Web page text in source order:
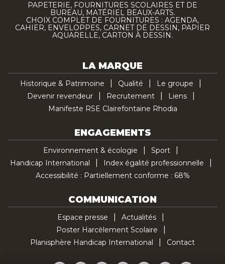
PAPETERIE, FOURNITURES SCOLAIRES ET DE
BUREAU, MATÉRIEL BEAUX-ARTS.
CHOIX COMPLET DE FOURNITURES : AGENDA,
CAHIER, ENVELOPPES, CARNET DE DESSIN, PAPIER
AQUARELLE, CARTON À DESSIN.
LA MARQUE
Historique & Patrimoine Qualité
Le groupe
Devenir revendeur
Recrutement
Liens
Manifeste RSE Clairefontaine Rhodia
ENGAGEMENTS
Environnement & écologie
Sport
Handicap International
Index égalité professionnelle
Accessibilité : Partiellement conforme : 68%
COMMUNICATION
Espace presse
Actualités
Poster Harcèlement Scolaire
Planisphère Handicap International
Contact